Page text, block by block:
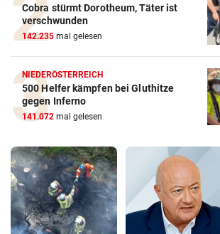
Cobra stürmt Dorotheum, Täter ist
verschwunden
142.235 mal gelesen
NIEDERÖSTERREICH
500 Helfer kämpfen bei Gluthitze
gegen Inferno
141.072 mal gelesen